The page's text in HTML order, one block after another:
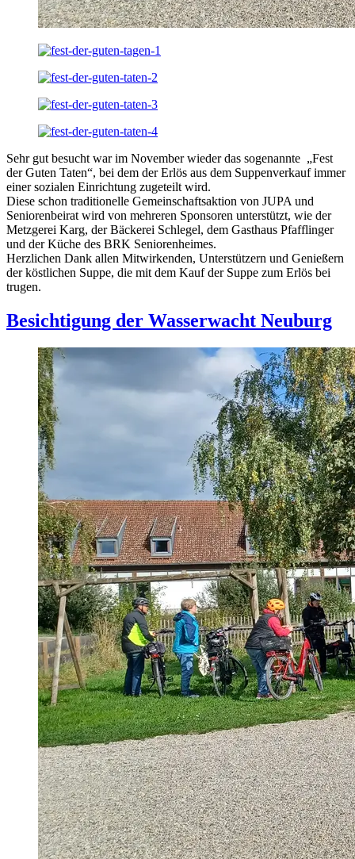
Sehr gut besucht war im November wieder das sogenannte „Fest
der Guten Taten“, bei dem der Erlös aus dem Suppenverkauf immer
einer sozialen Einrichtung zugeteilt wird.
Diese schon traditionelle Gemeinschaftsaktion von JUPA und
Seniorenbeirat wird von mehreren Sponsoren unterstützt, wie der
Metzgerei Karg, der Bäckerei Schlegel, dem Gasthaus Pfafflinger
und der Küche des BRK Seniorenheimes.
Herzlichen Dank allen Mitwirkenden, Unterstützern und Genießern
der köstlichen Suppe, die mit dem Kauf der Suppe zum Erlös bei
trugen.
Besichtigung der Wasserwacht Neuburg